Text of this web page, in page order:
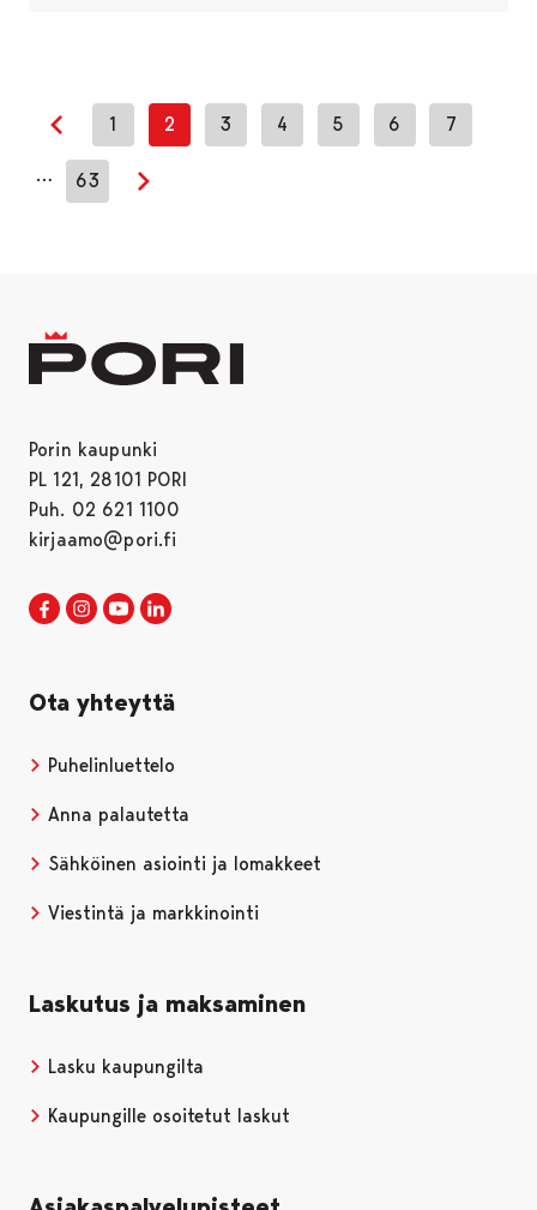
Edellinen sivu
1 2 3 4 5 6 7
… 63
Seuraava sivu
Porin kaupunki
PL 121, 28101 PORI
Puh. 02 621 1100
kirjaamo@pori.fi
Porin kaupunki Facebookissa
Avautuu uudessa välilehdessä
Porin kaupunki Instagramissa
Avautuu uudessa välilehdessä
Porin kaupunki Youtubessa
Avautuu uudessa välilehdessä
Ota yhteyttä
Puhelinluettelo
Anna palautetta
Sähköinen asiointi ja lomakkeet
Viestintä ja markkinointi
Laskutus ja maksaminen
Lasku kaupungilta
Kaupungille osoitetut laskut